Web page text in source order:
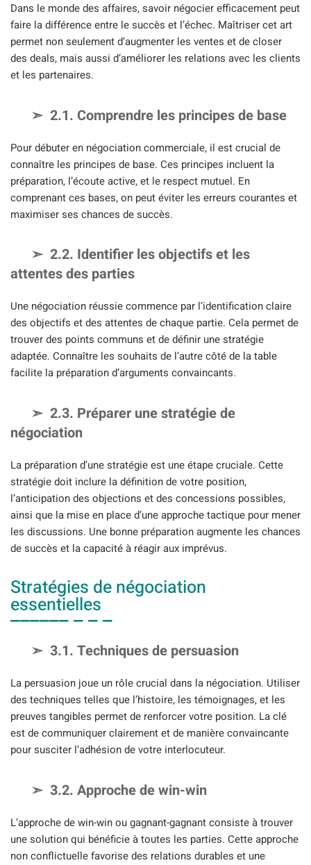
Dans le monde des affaires, savoir négocier efficacement peut
faire la différence entre le succès et l’échec. Maîtriser cet art
permet non seulement d’augmenter les ventes et de closer
des deals, mais aussi d’améliorer les relations avec les clients
et les partenaires.
2.1. Comprendre les principes de base
Pour débuter en négociation commerciale, il est crucial de
connaître les principes de base. Ces principes incluent la
préparation, l’écoute active, et le respect mutuel. En
comprenant ces bases, on peut éviter les erreurs courantes et
maximiser ses chances de succès.
2.2. Identifier les objectifs et les
attentes des parties
Une négociation réussie commence par l’identification claire
des objectifs et des attentes de chaque partie. Cela permet de
trouver des points communs et de définir une stratégie
adaptée. Connaître les souhaits de l’autre côté de la table
facilite la préparation d’arguments convaincants.
2.3. Préparer une stratégie de
négociation
La préparation d’une stratégie est une étape cruciale. Cette
stratégie doit inclure la définition de votre position,
l’anticipation des objections et des concessions possibles,
ainsi que la mise en place d’une approche tactique pour mener
les discussions. Une bonne préparation augmente les chances
de succès et la capacité à réagir aux imprévus.
Stratégies de négociation
essentielles
3.1. Techniques de persuasion
La persuasion joue un rôle crucial dans la négociation. Utiliser
des techniques telles que l’histoire, les témoignages, et les
preuves tangibles permet de renforcer votre position. La clé
est de communiquer clairement et de manière convaincante
pour susciter l’adhésion de votre interlocuteur.
3.2. Approche de win-win
L’approche de win-win ou gagnant-gagnant consiste à trouver
une solution qui bénéficie à toutes les parties. Cette approche
non conflictuelle favorise des relations durables et une